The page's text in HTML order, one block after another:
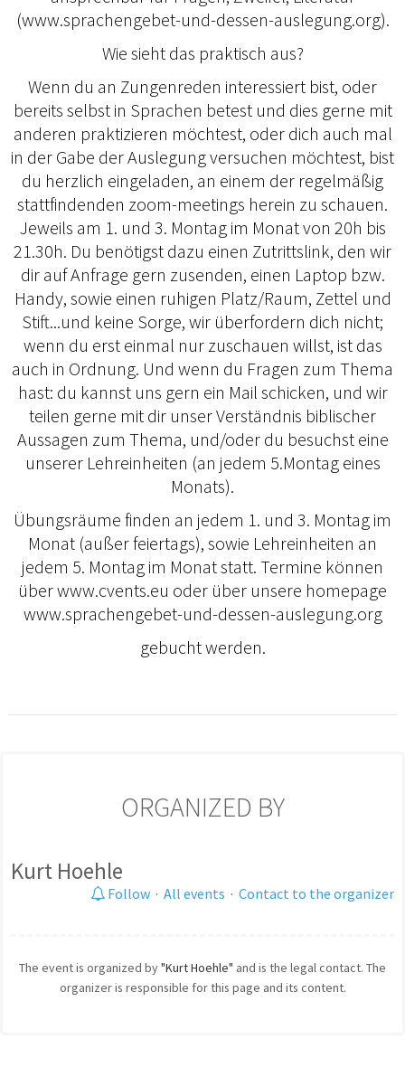
(www.sprachengebet-und-dessen-auslegung.org).
Wie sieht das praktisch aus?
Wenn du an Zungenreden interessiert bist, oder
bereits selbst in Sprachen betest und dies gerne mit
anderen praktizieren möchtest, oder dich auch mal
in der Gabe der Auslegung versuchen möchtest, bist
du herzlich eingeladen, an einem der regelmäßig
stattfindenden zoom-meetings herein zu schauen.
Jeweils am 1. und 3. Montag im Monat von 20h bis
21.30h. Du benötigst dazu einen Zutrittslink, den wir
dir auf Anfrage gern zusenden, einen Laptop bzw.
Handy, sowie einen ruhigen Platz/Raum, Zettel und
Stift...und keine Sorge, wir überfordern dich nicht;
wenn du erst einmal nur zuschauen willst, ist das
auch in Ordnung. Und wenn du Fragen zum Thema
hast: du kannst uns gern ein Mail schicken, und wir
teilen gerne mit dir unser Verständnis biblischer
Aussagen zum Thema, und/oder du besuchst eine
unserer Lehreinheiten (an jedem 5.Montag eines
Monats).
Übungsräume finden an jedem 1. und 3. Montag im
Monat (außer feiertags), sowie Lehreinheiten an
jedem 5. Montag im Monat statt. Termine können
über www.cvents.eu oder über unsere homepage
www.sprachengebet-und-dessen-auslegung.org
gebucht werden.
ORGANIZED BY
Kurt Hoehle
Follow · All events · Contact to the organizer
The event is organized by"Kurt Hoehle" and is the legal contact. The
organizer is responsible for this page and its content.